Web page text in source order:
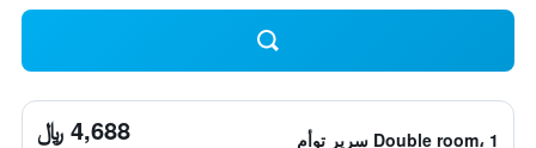
Double room، 1 سرير توأم 4,688 ﷼